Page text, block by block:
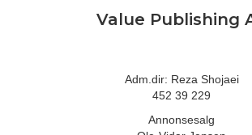
Value Publishing
Adm.dir: Reza Shojaei
452 39 229
Annonsesalg